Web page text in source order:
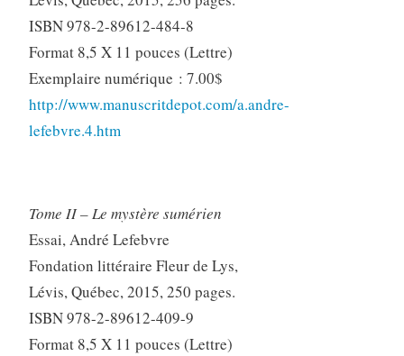
ISBN 978-2-89612-484-8
Format 8,5 X 11 pouces (Lettre)
Exemplaire numérique : 7.00$
http://www.manuscritdepot.com/a.andre-
lefebvre.4.htm
Tome II – Le mystère sumérien
Essai, André Lefebvre
Fondation littéraire Fleur de Lys,
Lévis, Québec, 2015, 250 pages.
ISBN 978-2-89612-409-9
Format 8,5 X 11 pouces (Lettre)